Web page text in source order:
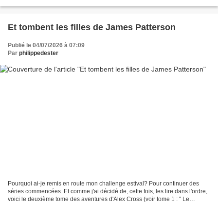
Et tombent les filles de James Patterson
Publié le 04/07/2026 à 07:09
Par philippedester
Pourquoi ai-je remis en route mon challenge estival? Pour continuer des
séries commencées. Et comme j'ai décidé de, cette fois, les lire dans l'ordre,
voici le deuxième tome des aventures d'Alex Cross (voir tome 1 : " Le